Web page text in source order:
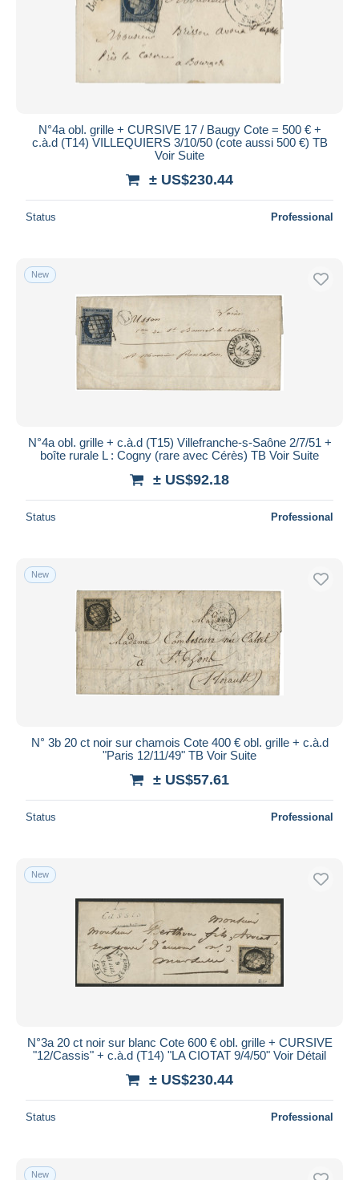
N°4a obl. grille + CURSIVE 17 / Baugy Cote = 500 € +
c.à.d (T14) VILLEQUIERS 3/10/50 (cote aussi 500 €) TB
Voir Suite
± US$230.44
Status Professional
New
N°4a obl. grille + c.à.d (T15) Villefranche-s-Saône 2/7/51 +
boîte rurale L : Cogny (rare avec Cérès) TB Voir Suite
± US$92.18
Status Professional
New
N° 3b 20 ct noir sur chamois Cote 400 € obl. grille + c.à.d
"Paris 12/11/49" TB Voir Suite
± US$57.61
Status Professional
New
N°3a 20 ct noir sur blanc Cote 600 € obl. grille + CURSIVE
"12/Cassis" + c.à.d (T14) "LA CIOTAT 9/4/50" Voir Détail
± US$230.44
Status Professional
New